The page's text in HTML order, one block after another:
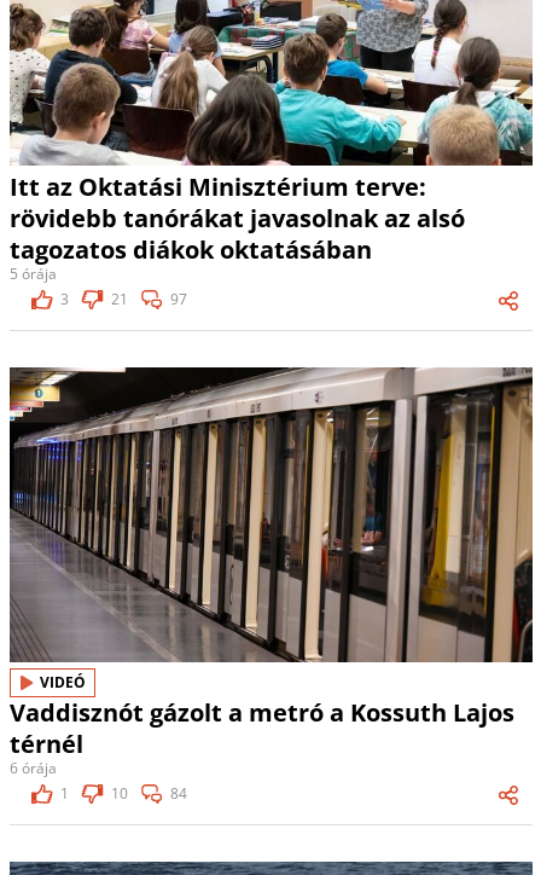
Itt az Oktatási Minisztérium terve:
rövidebb tanórákat javasolnak az alsó
tagozatos diákok oktatásában
5 órája
3
21 97
VIDEÓ
Vaddisznót gázolt a metró a Kossuth Lajos
térnél
6 órája
1
10 84